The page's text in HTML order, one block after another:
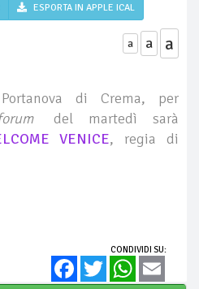
ESPORTA IN APPLE ICAL
a a a
di Crema, per
del martedì sarà
VENICE, regia di
CONDIVIDI SU:
FacebookTwitter WhatsApp